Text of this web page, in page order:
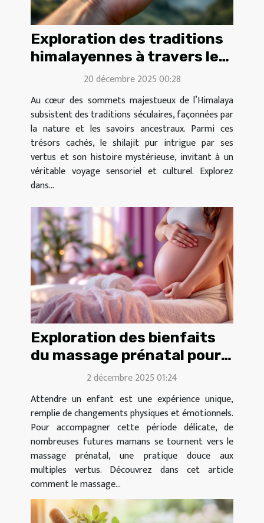
Exploration des traditions
himalayennes à travers le
shilajit pur20 décembre 2025 00:28
Au cœur des sommets majestueux de l’Himalaya
subsistent des traditions séculaires, façonnées par
la nature et les savoirs ancestraux. Parmi ces
trésors cachés, le shilajit pur intrigue par ses
vertus et son histoire mystérieuse, invitant à un
véritable voyage sensoriel et culturel. Explorez
dans...
Exploration des bienfaits
du massage prénatal pour
les futures mamans
2 décembre 2025 01:24
Attendre un enfant est une expérience unique,
remplie de changements physiques et émotionnels.
Pour accompagner cette période délicate, de
nombreuses futures mamans se tournent vers le
massage prénatal, une pratique douce aux
multiples vertus. Découvrez dans cet article
comment le massage...